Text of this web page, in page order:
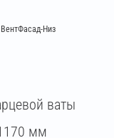
Низ
ваты
мм